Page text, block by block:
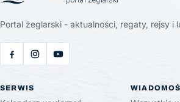
Portal żeglarski - aktualności, regaty, rejsy i
SERWIS